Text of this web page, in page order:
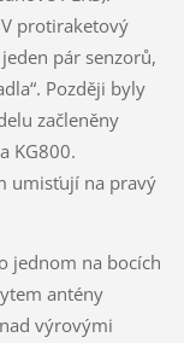
protiraketový
pár senzorů,
Později byly
začleněny
KG800.
umisťují na pravý
jednom na bocích
antény
výrovými